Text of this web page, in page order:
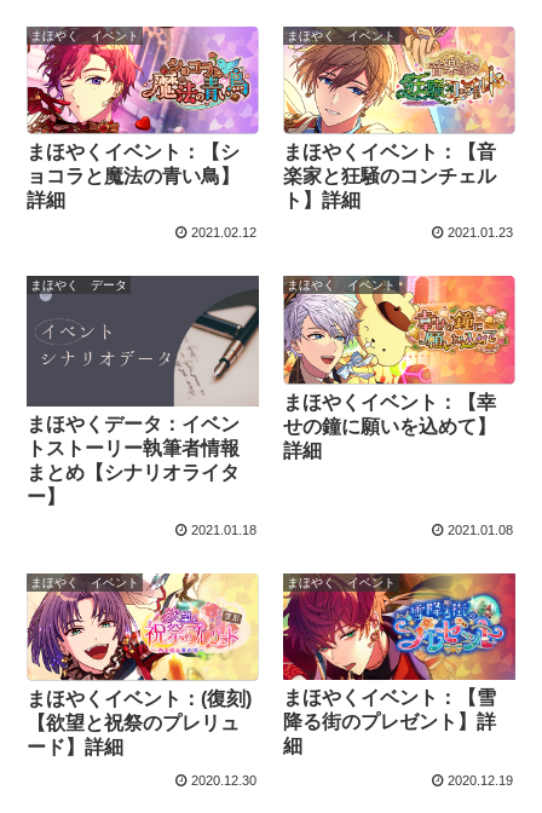
まほやく イベント
まほやくイベント：【シ
ョコラと魔法の青い鳥】
詳細
2021.02.12
まほやく イベント
まほやくイベント：【音
楽家と狂騒のコンチェル
ト】詳細
2021.01.23
まほやく データ
まほやくデータ：イベン
トストーリー執筆者情報
まとめ【シナリオライタ
ー】
2021.01.18
まほやく イベント
まほやくイベント：【幸
せの鐘に願いを込めて】
詳細
2021.01.08
まほやく イベント
まほやくイベント：(復刻)
【欲望と祝祭のプレリュ
ード】詳細
2020.12.30
まほやく イベント
まほやくイベント：【雪
降る街のプレゼント】詳
細
2020.12.19